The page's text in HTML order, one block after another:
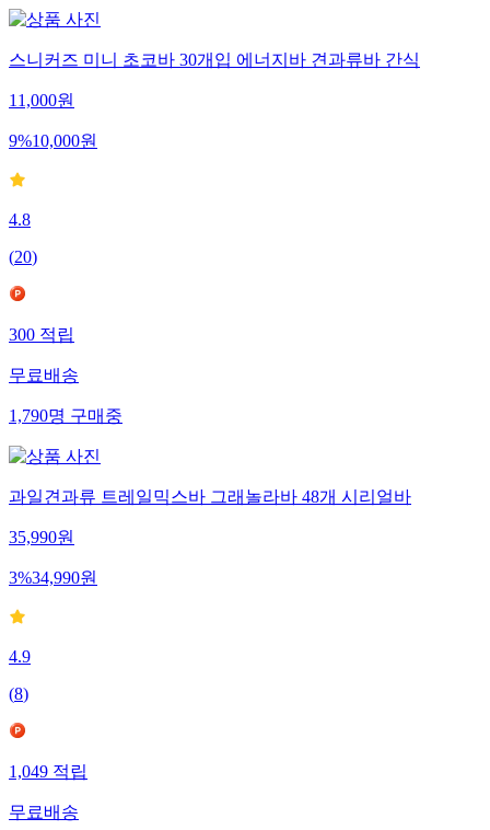
스니커즈 미니 초코바 30개입 에너지바 견과류바 간식
11,000원
9%10,000원
4.8
(20)
300적립
무료배송
1,790명구매중
과일견과류 트레일믹스바 그래놀라바 48개 시리얼바
35,990원
3%34,990원
4.9
(8)
1,049적립
무료배송